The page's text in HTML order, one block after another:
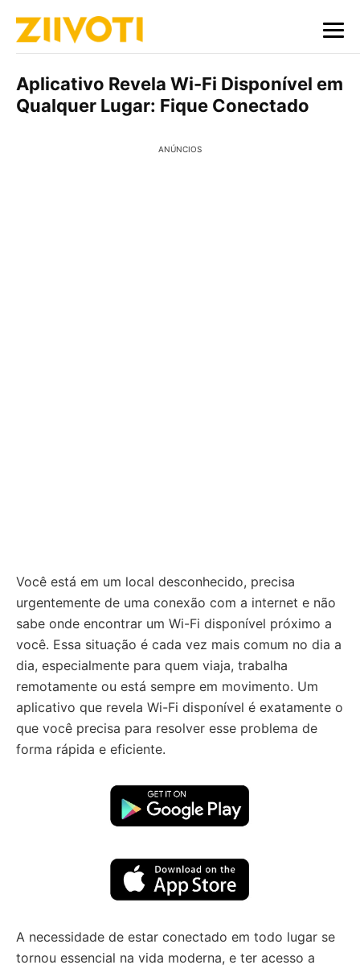
Aplicativo Revela Wi-Fi Disponível em
Qualquer Lugar: Fique Conectado
ANÚNCIOS
Você está em um local desconhecido, precisa
urgentemente de uma conexão com a internet e não
sabe onde encontrar um Wi-Fi disponível próximo a
você. Essa situação é cada vez mais comum no dia a
dia, especialmente para quem viaja, trabalha
remotamente ou está sempre em movimento. Um
aplicativo que revela Wi-Fi disponível é exatamente o
que você precisa para resolver esse problema de
forma rápida e eficiente.
A necessidade de estar conectado em todo lugar se
tornou essencial na vida moderna, e ter acesso a